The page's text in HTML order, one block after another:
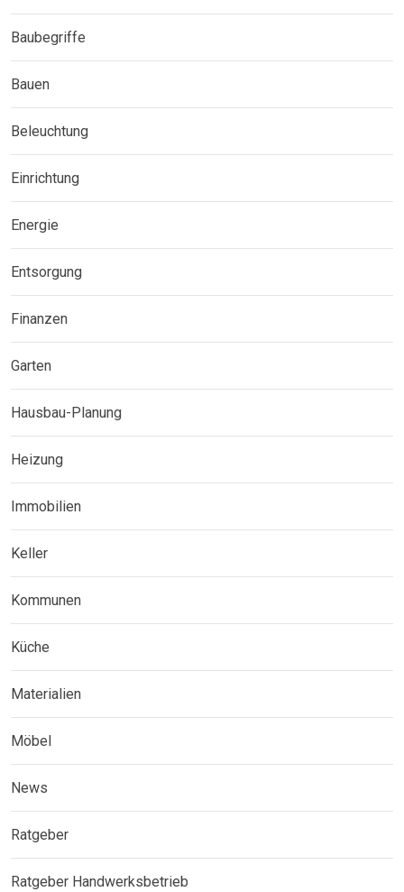
Baubegriffe
Bauen
Beleuchtung
Einrichtung
Energie
Entsorgung
Finanzen
Garten
Hausbau-Planung
Heizung
Immobilien
Keller
Kommunen
Küche
Materialien
Möbel
News
Ratgeber
Ratgeber Handwerksbetrieb